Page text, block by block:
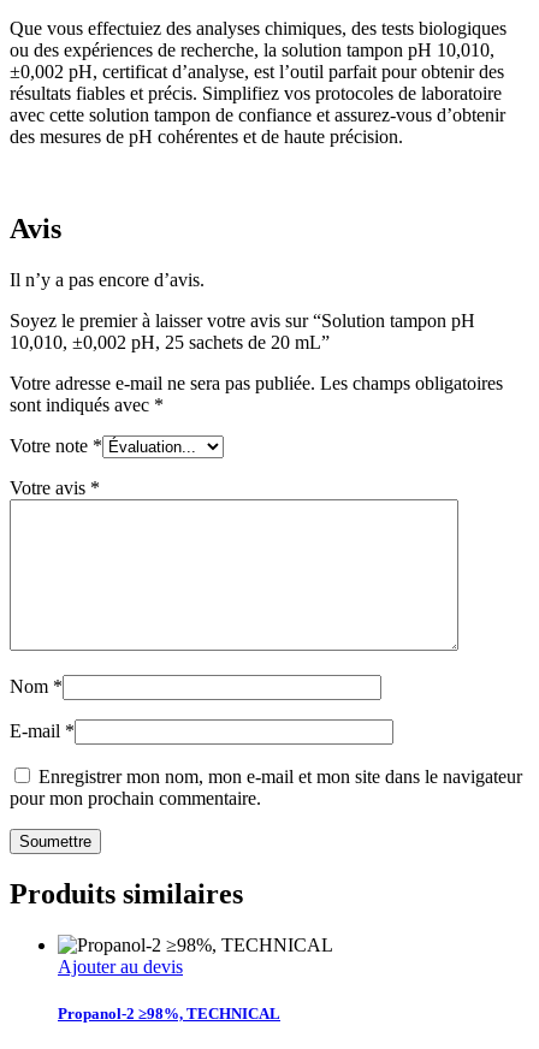
Que vous effectuiez des analyses chimiques, des tests biologiques
ou des expériences de recherche, la solution tampon pH 10,010,
±0,002 pH, certificat d’analyse, est l’outil parfait pour obtenir des
résultats fiables et précis. Simplifiez vos protocoles de laboratoire
avec cette solution tampon de confiance et assurez-vous d’obtenir
des mesures de pH cohérentes et de haute précision.
Avis
Il n’y a pas encore d’avis.
Soyez le premier à laisser votre avis sur “Solution tampon pH
10,010, ±0,002 pH, 25 sachets de 20 mL”
Votre adresse e-mail ne sera pas publiée. Les champs obligatoires
sont indiqués avec *
Votre note *
Votre avis *
Nom *
E-mail *
Enregistrer mon nom, mon e-mail et mon site dans le navigateur
pour mon prochain commentaire.
Produits similaires
Ajouter au devis
Propanol-2 ≥98%, TECHNICAL